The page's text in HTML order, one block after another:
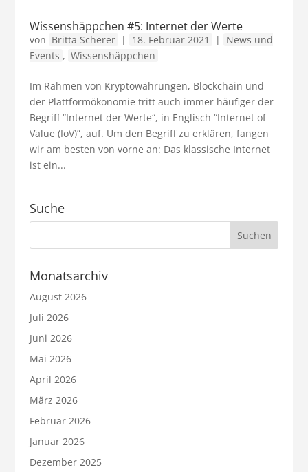
Wissenshäppchen #5: Internet der Werte
von Britta Scherer | 18. Februar 2021 |
News und
Events , Wissenshäppchen
Im Rahmen von Kryptowährungen, Blockchain und
der Plattformökonomie tritt auch immer häufiger der
Begriff “Internet der Werte“, in Englisch “Internet of
Value (IoV)”, auf. Um den Begriff zu erklären, fangen
wir am besten von vorne an: Das klassische Internet
ist ein...
Suche
Monatsarchiv
August 2026
Juli 2026
Juni 2026
Mai 2026
April 2026
März 2026
Februar 2026
Januar 2026
Dezember 2025